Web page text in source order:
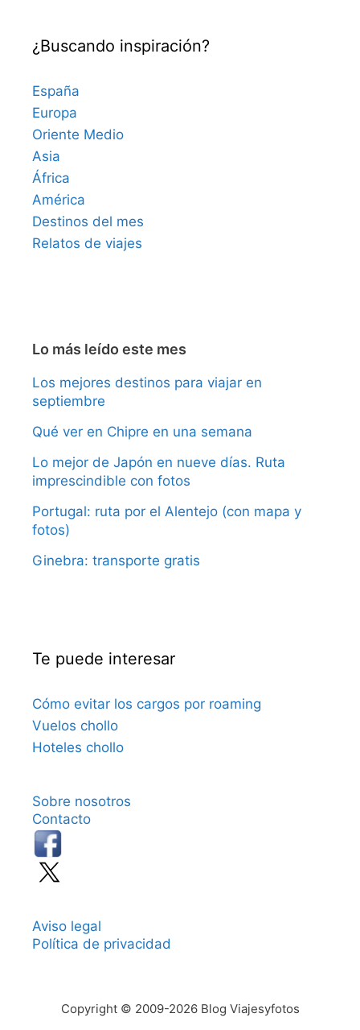
¿Buscando inspiración?
España
Europa
Oriente Medio
Asia
África
América
Destinos del mes
Relatos de viajes
Lo más leído este mes
Los mejores destinos para viajar en
septiembre
Qué ver en Chipre en una semana
Lo mejor de Japón en nueve días. Ruta
imprescindible con fotos
Portugal: ruta por el Alentejo (con mapa y
fotos)
Ginebra: transporte gratis
Te puede interesar
Cómo evitar los cargos por roaming
Vuelos chollo
Hoteles chollo
Sobre nosotros
Contacto
Aviso legal
Política de privacidad
Copyright © 2009-2026 Blog Viajesyfotos